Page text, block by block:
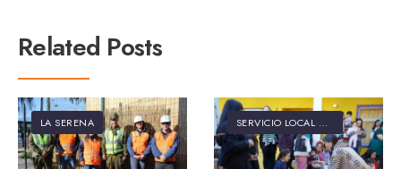
Related Posts
LA SERENA SERVICIO LOCAL DE EDUCACIÓN PÚBLICA ELQUI